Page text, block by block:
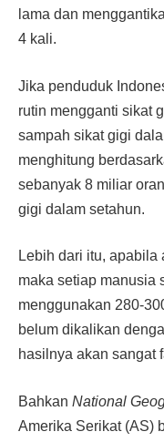
lama dan
4 kali.
Jika penduduk
rutin mengganti sikat
sampah sikat gigi
menghitung
sebanyak 8 miliar
gigi dalam setahun.
Lebih dari itu, apabila
maka setiap manusia
menggunakan 280-
belum dikalikan
hasilnya akan sangat
Bahkan National
Amerika Serikat (AS)